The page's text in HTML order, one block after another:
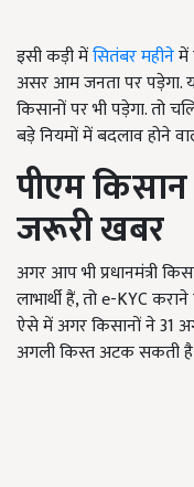
इसी कड़ी मेंसितंबर महीनेमें
असर आम जनता पर पड़ेगा.
किसानों पर भी पड़ेगा. तो
बड़े नियमों में बदलाव होने
पीएम
जरूरी खबर
अगर आप भी प्रधानमंत्री
लाभार्थी हैं, तो e-KYC
ऐसे में अगर किसानों ने 31
अगली किस्त अटक सकती है